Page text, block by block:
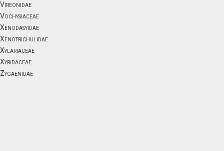
Vireonidae
Vochysiaceae
Xenodasyidae
Xenotrichulidae
Xylariaceae
Xyridaceae
Zygaenidae